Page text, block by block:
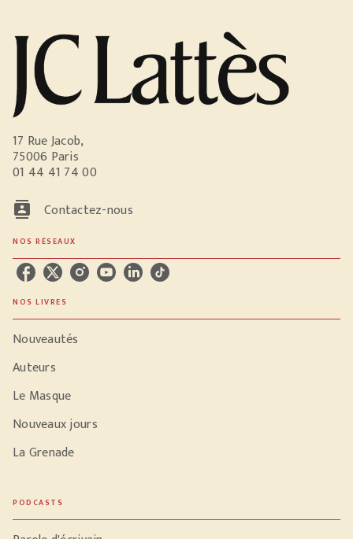
17 Rue Jacob,
75006 Paris
01 44 41 74 00
contacts Contactez-nous
NOS RÉSEAUX
NOS LIVRES
Nouveautés
Auteurs
Le Masque
Nouveaux jours
La Grenade
PODCASTS